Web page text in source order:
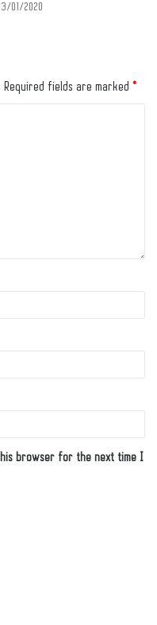
01/2020
Required fields are marked *
browser for the next time I